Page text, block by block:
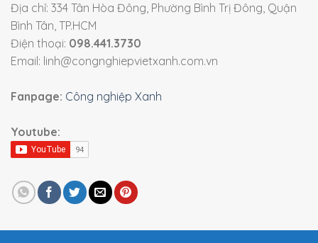
Địa chỉ: 334 Tân Hòa Đông, Phường Bình Trị Đông, Quận
Bình Tân, TP.HCM
Điện thoại: 098.441.3730
Email: linh@congnghiepvietxanh.com.vn
Fanpage: Công nghiệp Xanh
Youtube: